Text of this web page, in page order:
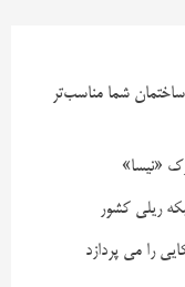
ساختمان شما مناسب‌تر
«نیسا»
ریلی کشور
را می پردازد